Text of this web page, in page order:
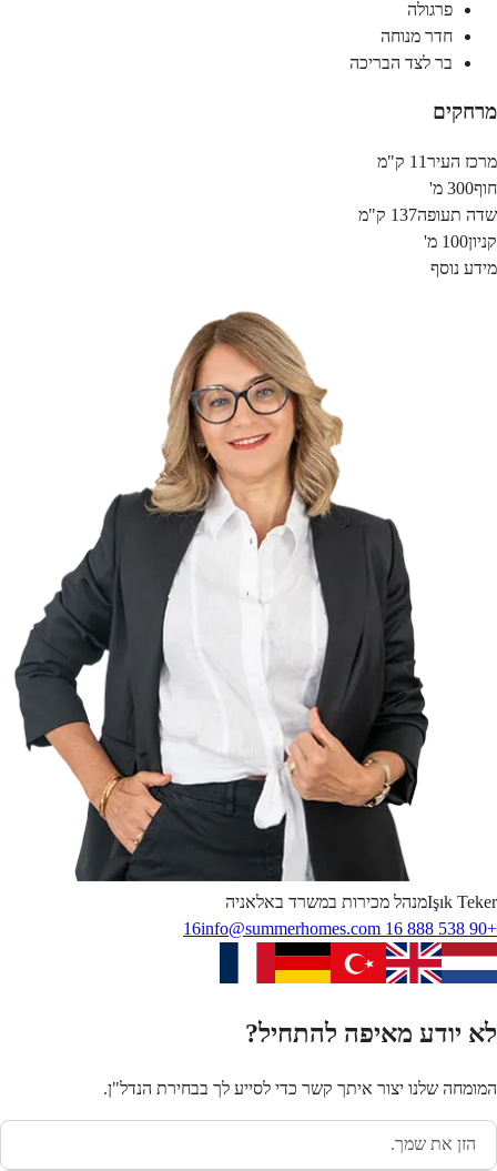
פרגולה
חדר מנוחה
בר לצד הבריכה
מרחקים
מרכז העיר11 ק"מ
חוף300 מ'
שדה תעופה137 ק"מ
קניון100 מ'
מידע נוסף
Işık Teker
מנהל מכירות במשרד באלאניה
+90 538 888 16 16
info@summerhomes.com
לא יודע מאיפה להתחיל?
המומחה שלנו יצור איתך קשר כדי לסייע לך בבחירת הנדל"ן.